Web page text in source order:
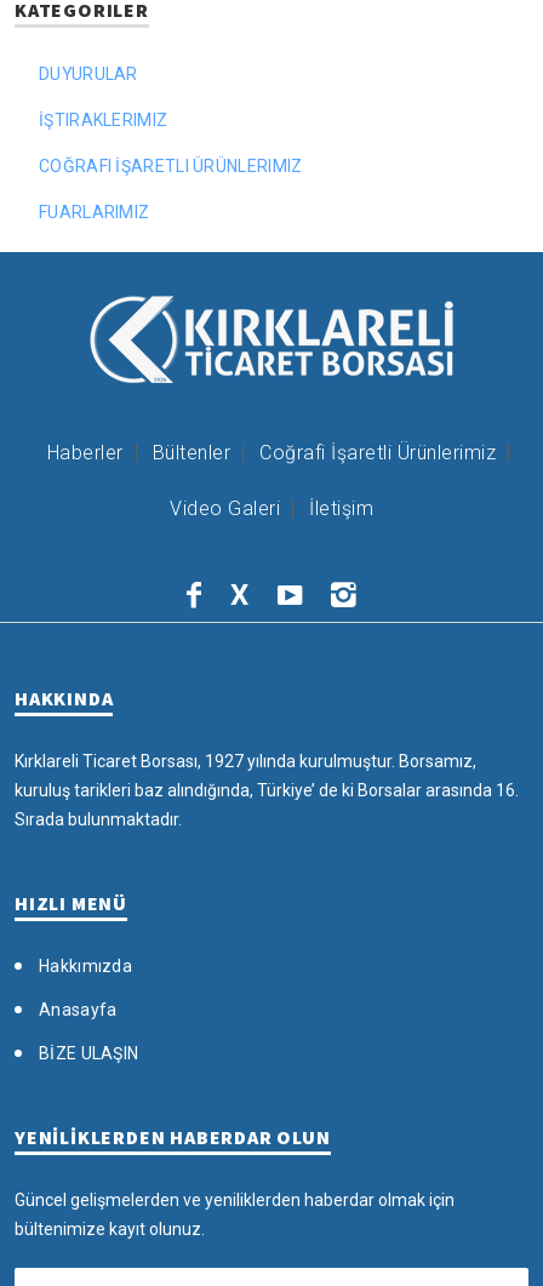
KATEGORILER
DUYURULAR
İŞTIRAKLERIMIZ
COĞRAFI İŞARETLI ÜRÜNLERIMIZ
FUARLARIMIZ
Haberler Bültenler Coğrafi İşaretli Ürünlerimiz
Video Galeri İletişim
X
HAKKINDA
Kırklareli Ticaret Borsası, 1927 yılında kurulmuştur. Borsamız,
kuruluş tarikleri baz alındığında, Türkiye’ de ki Borsalar arasında 16.
Sırada bulunmaktadır.
HIZLI MENÜ
Hakkımızda
Anasayfa
BİZE ULAŞIN
YENİLİKLERDEN HABERDAR OLUN
Güncel gelişmelerden ve yeniliklerden haberdar olmak için
bültenimize kayıt olunuz.